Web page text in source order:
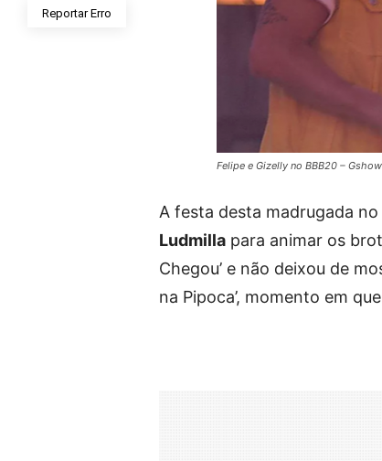
Reportar Erro
Felipe e Gizelly no BBB20 – Gshow
A festa desta madrugada no
Ludmilla para animar os
Chegou’ e não deixou de
na Pipoca’, momento em